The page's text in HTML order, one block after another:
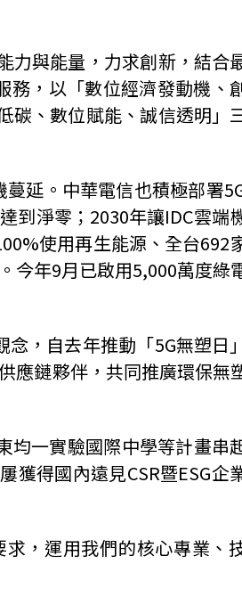
力與能量，力求創新，結合
務，以「數位經濟發動機、
碳、數位賦能、誠信透明」
延。中華電信也積極部署
到淨零； 2030年讓IDC雲端
使用再生能源、全台692
。今年9月已啟用5,000萬度綠
念，自去年推動「5G無塑日
應鏈夥伴，共同推廣環保無
均一實驗國際中學等計畫串
獲得國內遠見CSR暨ESG企
，運用我們的核心專業、